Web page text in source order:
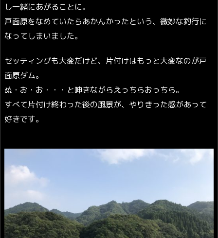
し一緒にあがることに。
戸面原をなめていたらあかんかったという、微妙な釣行に
なってしまいました。
セッティングも大変だけど、片付けはもっと大変なのが戸
面原ダム。
ぬ・お・お・・・と呻きながらえっちらおっちら。
すべて片付け終わった後の風景が、やりきった感があって
好きです。